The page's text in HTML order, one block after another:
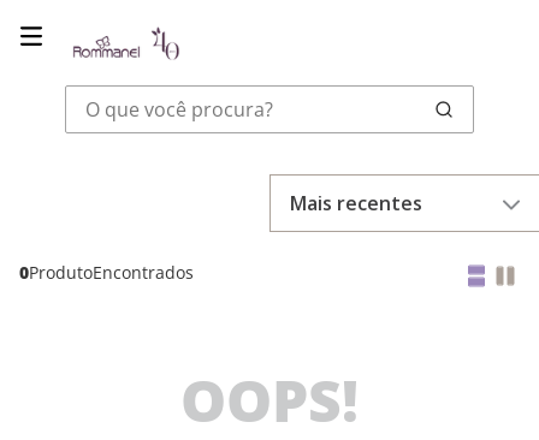
O que você procura?
Mais recentes
0Produto
OOPS!